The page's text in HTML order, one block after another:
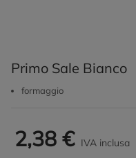
Primo Sale Bianco
formaggio
2,38 € IVA inclusa